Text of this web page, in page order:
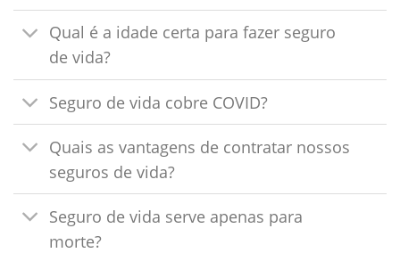
Qual é a idade certa para fazer seguro
de vida?
Seguro de vida cobre COVID?
Quais as vantagens de contratar nossos
seguros de vida?
Seguro de vida serve apenas para
morte?